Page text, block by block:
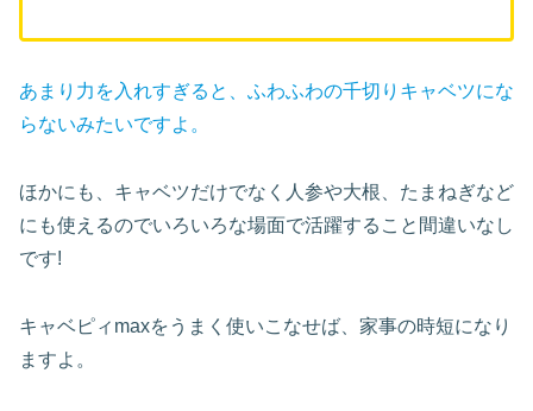
あまり力を入れすぎると、ふわふわの千切りキャベツにな
らないみたいですよ。
ほかにも、キャベツだけでなく人参や大根、たまねぎなど
にも使えるのでいろいろな場面で活躍すること間違いなし
です!
キャベピィmaxをうまく使いこなせば、家事の時短になり
ますよ。